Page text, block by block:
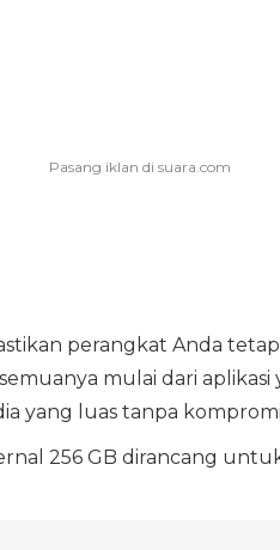
perangkat Anda
mulai dari
yang luas tanpa
256 GB dirancang